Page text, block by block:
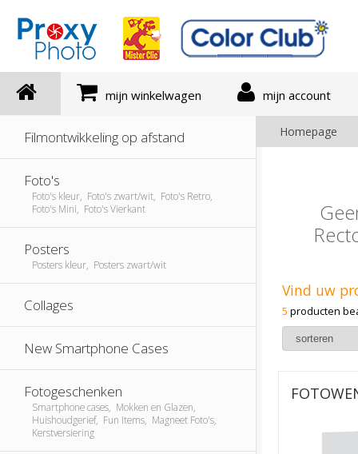
mijn winkelwagen mijn account
Filmontwikkeling op afstand
Foto's
Foto's kleur, Foto's zwart/wit, Foto's Retro,
Foto's Mini, Foto's Vierkant
Posters
Posters kleur, Posters zwart/wit
Collages
New Smartphone Cases
Fotogeschenken
Smartphone cases, Mokken en Glazen,
Huishoudgerief, Fun Items, Magneet Foto's,
Kerstversiering
Homepage
Vind uw
5 producten